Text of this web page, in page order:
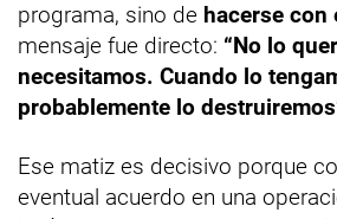
programa, sino de hacerse con
mensaje fue directo: “No lo
necesitamos. Cuando lo
probablemente lo
Ese matiz es decisivo porque
eventual acuerdo en una